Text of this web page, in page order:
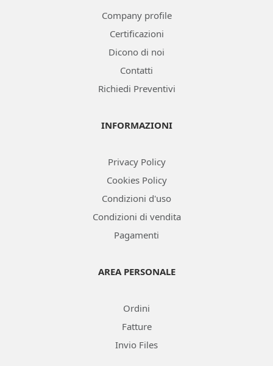
Company profile
Certificazioni
Dicono di noi
Contatti
Richiedi Preventivi
INFORMAZIONI
Privacy Policy
Cookies Policy
Condizioni d'uso
Condizioni di vendita
Pagamenti
AREA PERSONALE
Ordini
Fatture
Invio Files